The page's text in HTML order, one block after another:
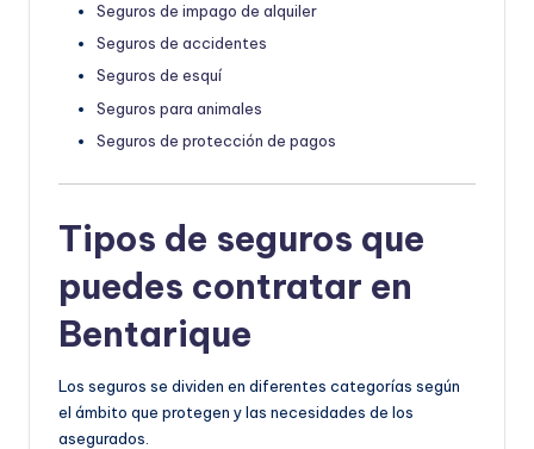
Seguros de impago de alquiler
Seguros de accidentes
Seguros de esquí
Seguros para animales
Seguros de protección de pagos
Tipos de seguros que
puedes contratar en
Bentarique
Los seguros se dividen en diferentes categorías según
el ámbito que protegen y las necesidades de los
asegurados.